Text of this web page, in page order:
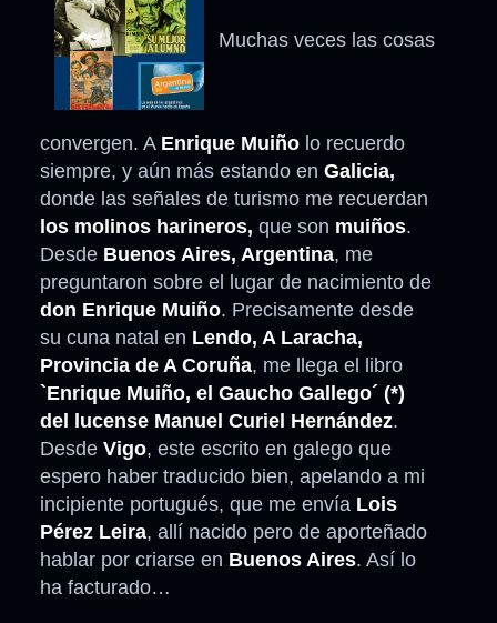
Muchas veces las cosas
convergen. A Enrique Muiño lo recuerdo
siempre, y aún más estando en Galicia,
donde las señales de turismo me recuerdan
los molinos harineros, que son muiños.
Desde Buenos Aires, Argentina, me
preguntaron sobre el lugar de nacimiento de
don Enrique Muiño. Precisamente desde
su cuna natal en Lendo, A Laracha,
Provincia de A Coruña, me llega el libro
`Enrique Muiño, el Gaucho Gallego´ (*)
del lucense Manuel Curiel Hernández.
Desde Vigo, este escrito en galego que
espero haber traducido bien, apelando a mi
incipiente portugués, que me envía Lois
Pérez Leira, allí nacido pero de aporteñado
hablar por criarse en Buenos Aires. Así lo
ha facturado…